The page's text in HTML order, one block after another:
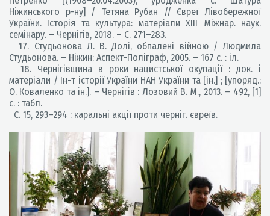
Ніжинського р-ну] / Тетяна Рубан // Євреї Лівобережної
України. Історія та культура: матеріали ХIII Міжнар. наук.
семінару. – Чернігів, 2018. – С. 271–283.
17. Студьонова Л. В. Долі, обпалені війною / Людмила
Студьонова. – Ніжин: Аспект-Поліграф, 2005. – 167 с. : іл.
18. Чернігівщина в роки нацистської окупації : док. і
матеріали / Ін-т історії України НАН України та [ін.] ; [упоряд.:
О. Коваленко та ін.]. – Чернігів : Лозовий В. М., 2013. – 492, [1]
с. : табл.
С. 15, 293–294 : каральні акції проти черніг. євреїв.